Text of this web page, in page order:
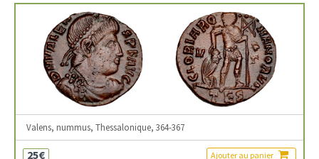
Valens, nummus, Thessalonique, 364-367
25€ Ajouter au panier